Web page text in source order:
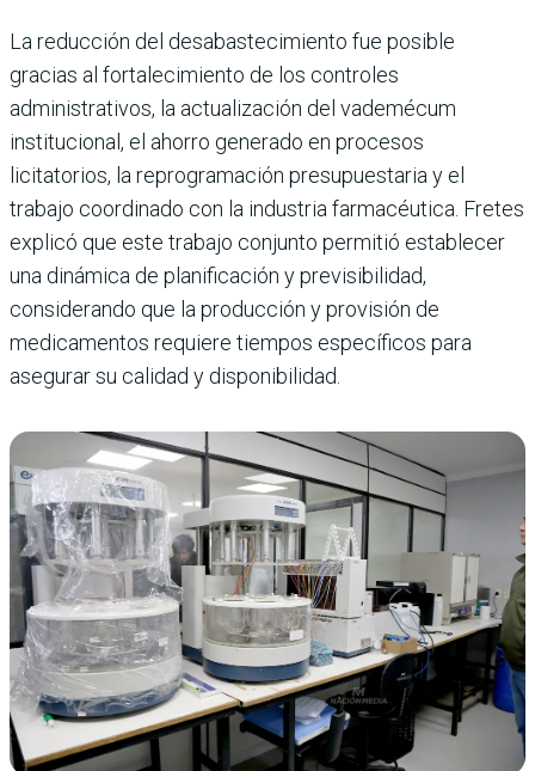
La reducción del desabastecimiento fue posible
gracias al fortalecimiento de los controles
administrativos, la actualización del vademécum
institucional, el ahorro generado en procesos
licitatorios, la reprogramación presupuestaria y el
trabajo coordinado con la industria farmacéutica. Fretes
explicó que este trabajo conjunto permitió establecer
una dinámica de planificación y previsibilidad,
considerando que la producción y provisión de
medicamentos requiere tiempos específicos para
asegurar su calidad y disponibilidad.